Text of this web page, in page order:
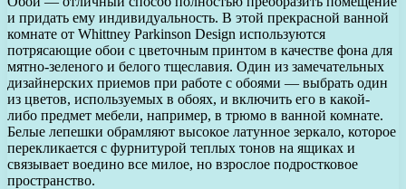
и придать ему индивидуальность. В этой прекрасной ванной
комнате от Whittney Parkinson Design используются
потрясающие обои с цветочным принтом в качестве фона для
мятно-зеленого и белого тщеславия. Один из замечательных
дизайнерских приемов при работе с обоями — выбрать один
из цветов, используемых в обоях, и включить его в какой-
либо предмет мебели, например, в трюмо в ванной комнате.
Белые лепешки обрамляют высокое латунное зеркало, которое
перекликается с фурнитурой теплых тонов на ящиках и
связывает воедино все милое, но взрослое подростковое
пространство.